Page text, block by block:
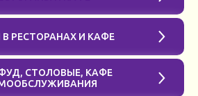
РЕСТОРАНАХ И КАФЕ
СТОЛОВЫЕ, КАФЕ